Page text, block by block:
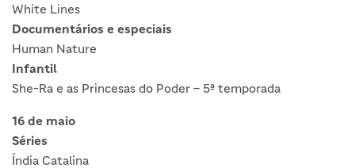
White Lines
Documentários e especiais
Human Nature
Infantil
She-Ra e as Princesas do Poder – 5ª temporada
16 de maio
Séries
Índia Catalina